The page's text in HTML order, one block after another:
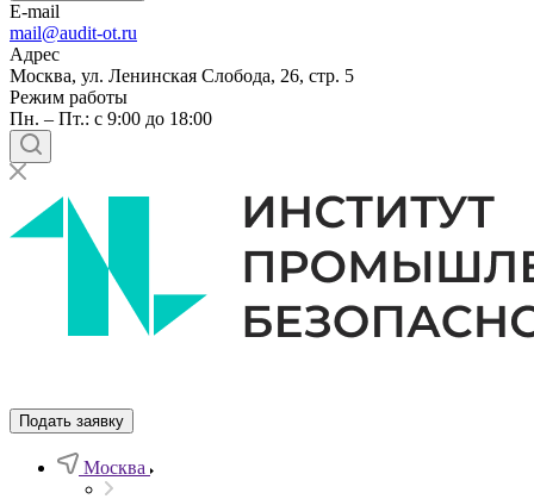
E-mail
mail@audit-ot.ru
Адрес
Москва, ул. Ленинская Слобода, 26, стр. 5
Режим работы
Пн. – Пт.: с 9:00 до 18:00
Подать заявку
Москва